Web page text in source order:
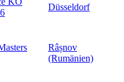
Düsseldorf
Râșnov
(Rumänien)